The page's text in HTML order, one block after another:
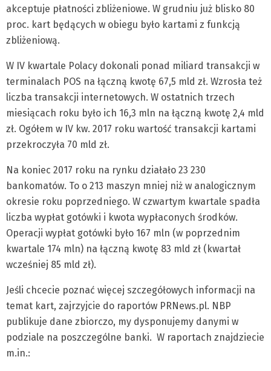
akceptuje płatności zbliżeniowe. W grudniu już blisko 80
proc. kart będących w obiegu było kartami z funkcją
zbliżeniową.
W IV kwartale Polacy dokonali ponad miliard transakcji w
terminalach POS na łączną kwotę 67,5 mld zł. Wzrosła też
liczba transakcji internetowych. W ostatnich trzech
miesiącach roku było ich 16,3 mln na łączną kwotę 2,4 mld
zł. Ogółem w IV kw. 2017 roku wartość transakcji kartami
przekroczyła 70 mld zł.
Na koniec 2017 roku na rynku działało 23 230
bankomatów. To o 213 maszyn mniej niż w analogicznym
okresie roku poprzedniego. W czwartym kwartale spadła
liczba wypłat gotówki i kwota wypłaconych środków.
Operacji wypłat gotówki było 167 mln (w poprzednim
kwartale 174 mln) na łączną kwotę 83 mld zł (kwartał
wcześniej 85 mld zł).
Jeśli chcecie poznać więcej szczegółowych informacji na
temat kart, zajrzyjcie do raportów PRNews.pl. NBP
publikuje dane zbiorczo, my dysponujemy danymi w
podziale na poszczególne banki. W raportach znajdziecie
m.in.: